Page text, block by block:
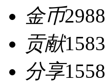
金币2988
贡献1583
分享1558